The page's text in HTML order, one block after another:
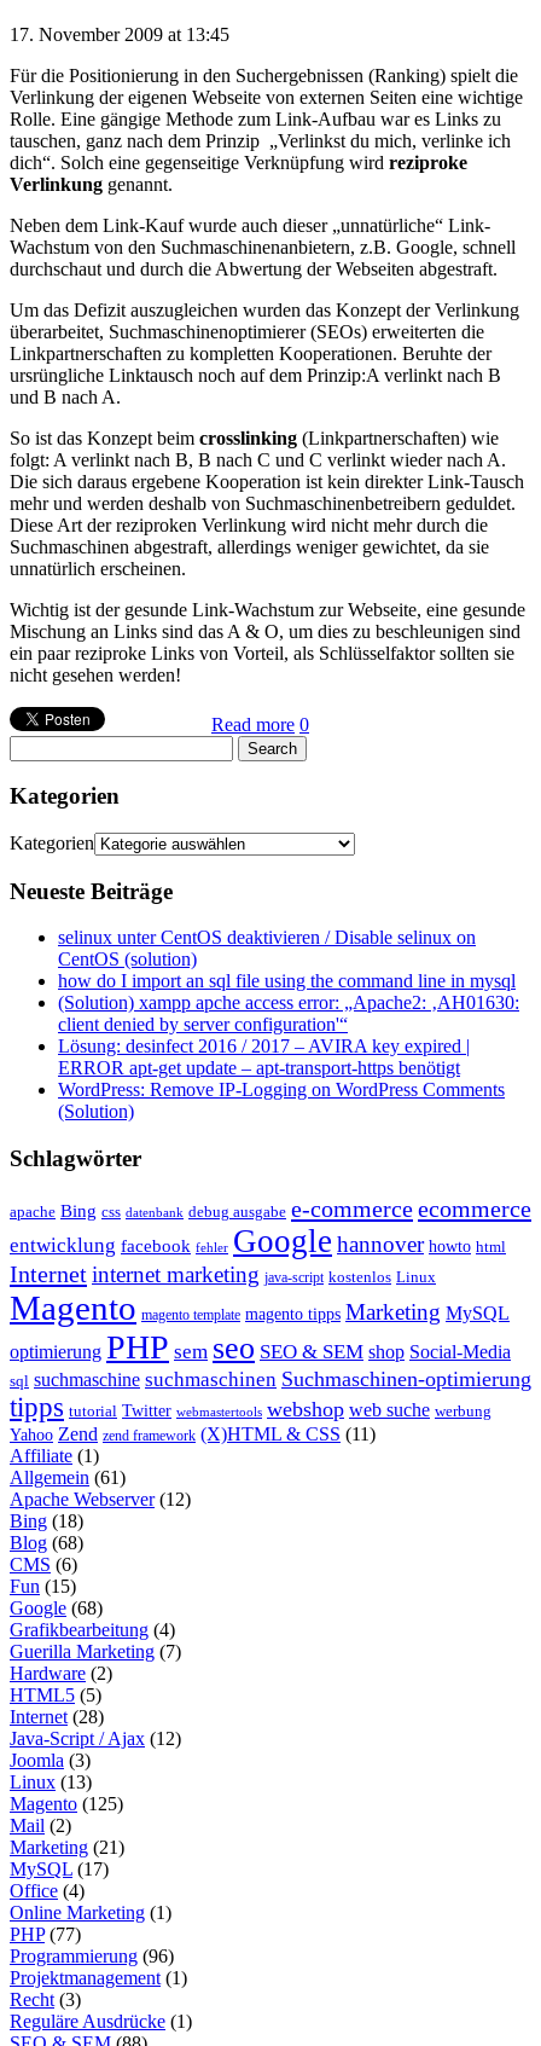
17. November 2009 at 13:45
Für die Positionierung in den Suchergebnissen (Ranking) spielt die
Verlinkung der eigenen Webseite von externen Seiten eine wichtige
Rolle. Eine gängige Methode zum Link-Aufbau war es Links zu
tauschen, ganz nach dem Prinzip „Verlinkst du mich, verlinke ich
dich“. Solch eine gegenseitige Verknüpfung wird reziproke
Verlinkung genannt.
Neben dem Link-Kauf wurde auch dieser „unnatürliche“ Link-
Wachstum von den Suchmaschinenanbietern, z.B. Google, schnell
durchschaut und durch die Abwertung der Webseiten abgestraft.
Um das Defizit auszugleichen wurden das Konzept der Verlinkung
überarbeitet, Suchmaschinenoptimierer (SEOs) erweiterten die
Linkpartnerschaften zu kompletten Kooperationen. Beruhte der
ursrüngliche Linktausch noch auf dem Prinzip:A verlinkt nach B
und B nach A.
So ist das Konzept beim crosslinking (Linkpartnerschaften) wie
folgt: A verlinkt nach B, B nach C und C verlinkt wieder nach A.
Die sich daraus ergebene Kooperation ist kein direkter Link-Tausch
mehr und werden deshalb von Suchmaschinenbetreibern geduldet.
Diese Art der reziproken Verlinkung wird nicht mehr durch die
Suchmaschinen abgestraft, allerdings weniger gewichtet, da sie
unnatürlich erscheinen.
Wichtig ist der gesunde Link-Wachstum zur Webseite, eine gesunde
Mischung an Links sind das A & O, um dies zu beschleunigen sind
ein paar reziproke Links von Vorteil, als Schlüsselfaktor sollten sie
nicht gesehen werden!
Read more 0
Kategorien
Kategorien
Neueste Beiträge
selinux unter CentOS deaktivieren / Disable selinux on
CentOS (solution)
how do I import an sql file using the command line in mysql
(Solution) xampp apche access error: „Apache2: ‚AH01630:
client denied by server configuration'“
Lösung: desinfect 2016 / 2017 – AVIRA key expired |
ERROR apt-get update – apt-transport-https benötigt
WordPress: Remove IP-Logging on WordPress Comments
(Solution)
Schlagwörter
apache Bing css datenbank debug ausgabe e-commerceecommerce
entwicklung facebook fehler Google hannover howto html
Internetinternet marketing java-script kostenlos Linux
Magento magento template magento tipps Marketing MySQL
optimierung PHP sem seo SEO & SEM shop Social-Media
sql suchmaschine suchmaschinen Suchmaschinen-optimierung
tipps tutorial Twitter webmastertools webshop web suche werbung
Yahoo Zend zend framework (X)HTML & CSS (11)
Affiliate (1)
Allgemein (61)
Apache Webserver(12)
Bing (18)
Blog (68)
CMS (6)
Fun (15)
Google (68)
Grafikbearbeitung (4)
Guerilla Marketing (7)
Hardware (2)
HTML5 (5)
Internet (28)
Java-Script / Ajax (12)
Joomla (3)
Linux (13)
Magento (125)
Mail (2)
Marketing (21)
MySQL (17)
Office (4)
Online Marketing (1)
PHP(77)
Programmierung (96)
Projektmanagement (1)
Recht (3)
Reguläre Ausdrücke (1)